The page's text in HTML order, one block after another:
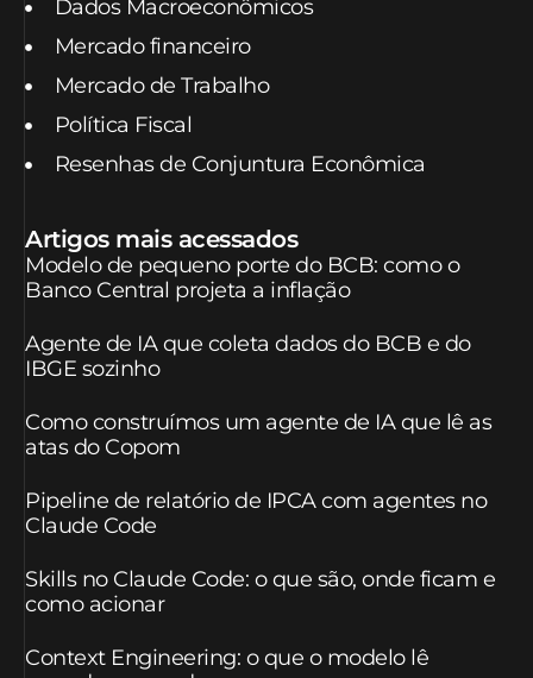
Dados Macroeconômicos
Mercado financeiro
Mercado de Trabalho
Política Fiscal
Resenhas de Conjuntura Econômica
Artigos mais acessados
Modelo de pequeno porte do BCB: como o
Banco Central projeta a inflação
Agente de IA que coleta dados do BCB e do
IBGE sozinho
Como construímos um agente de IA que lê as
atas do Copom
Pipeline de relatório de IPCA com agentes no
Claude Code
Skills no Claude Code: o que são, onde ficam e
como acionar
Context Engineering: o que o modelo lê